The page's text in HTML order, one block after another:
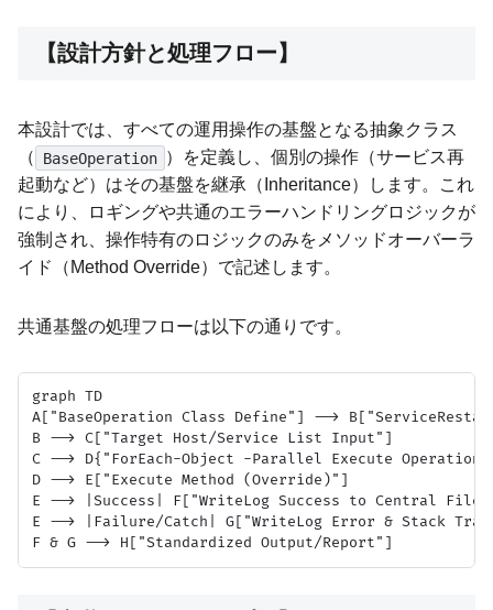
【設計方針と処理フロー】
本設計では、すべての運用操作の基盤となる抽象クラス
（
BaseOperation ）を定義し、個別の操作（サービス再
起動など）はその基盤を継承（Inheritance）します。これ
により、ロギングや共通のエラーハンドリングロジックが
強制され、操作特有のロジックのみをメソッドオーバーラ
イド（Method Override）で記述します。
共通基盤の処理フローは以下の通りです。
graph TD
A["BaseOperation Class Define"] -->
B --> C["Target Host/Service List Input"]
C --> D{"ForEach-Object -Parallel Execute
D --> E["Execute Method (Override)"]
E --> |Success| F["WriteLog Success to Central
E --> |Failure/Catch| G["WriteLog Error & Stack